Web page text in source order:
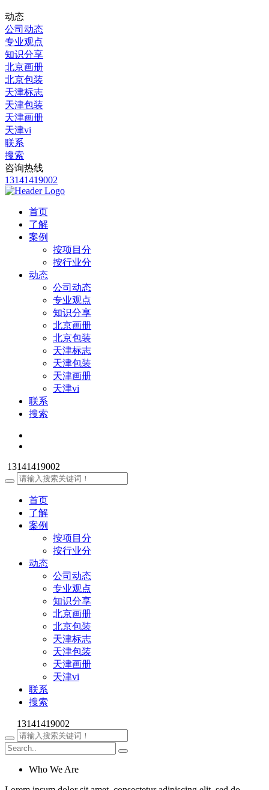
动态
公司动态
专业观点
知识分享
北京画册
北京包装
天津标志
天津包装
天津画册
天津vi
联系
搜索
咨询热线
13141419002
首页
了解
案例
按项目分
按行业分
动态
公司动态
专业观点
知识分享
北京画册
北京包装
天津标志
天津包装
天津画册
天津vi
联系
搜索
13141419002
首页
了解
案例
按项目分
按行业分
动态
公司动态
专业观点
知识分享
北京画册
北京包装
天津标志
天津包装
天津画册
天津vi
联系
搜索
13141419002
Who We Are